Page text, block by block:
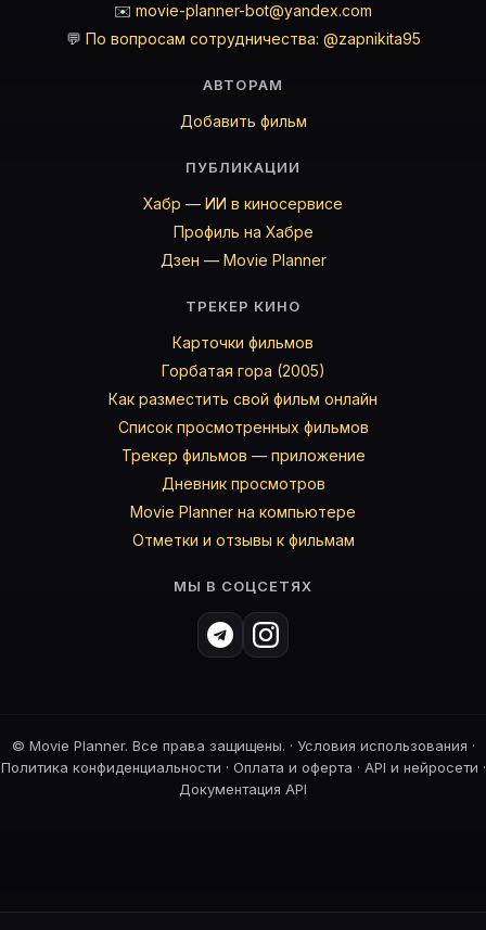
✉️ movie-planner-bot@yandex.com
💬 По вопросам сотрудничества: @zapnikita95
АВТОРАМ
Добавить фильм
ПУБЛИКАЦИИ
Хабр — ИИ в киносервисе
Профиль на Хабре
Дзен — Movie Planner
ТРЕКЕР КИНО
Карточки фильмов
Горбатая гора (2005)
Как разместить свой фильм онлайн
Список просмотренных фильмов
Трекер фильмов — приложение
Дневник просмотров
Movie Planner на компьютере
Отметки и отзывы к фильмам
МЫ В СОЦСЕТЯХ
© Movie Planner. Все права защищены. · Условия использования ·
Политика конфиденциальности · Оплата и оферта · API и нейросети ·
Документация API